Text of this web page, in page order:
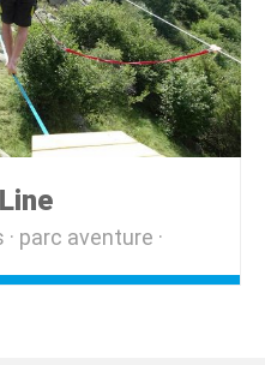
parc aventure